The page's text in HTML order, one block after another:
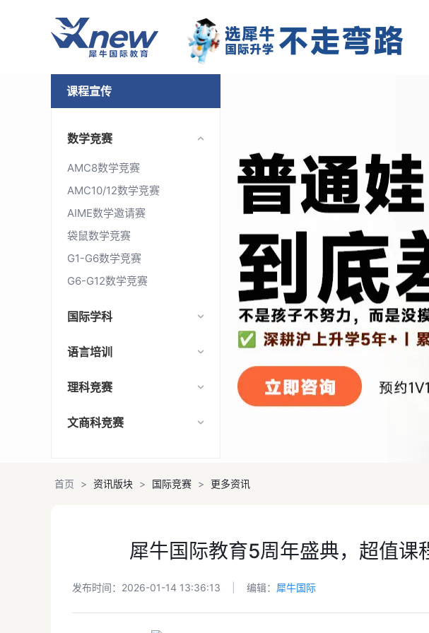
课程宣传
数学竞赛
AMC8数学竞赛
AMC10/12数学竞赛
AIME数学邀请赛
袋鼠数学竞赛
G1-G6数学竞赛
G6-G12数学竞赛
国际学科
语言培训
理科竞赛
文商科竞赛
首页 > 资讯版块 > 国际竞赛 > 更多资讯
犀牛国际教育5周年盛典，超值课
发布时间：2026-01-14 13:36:13 编辑： 犀牛国际